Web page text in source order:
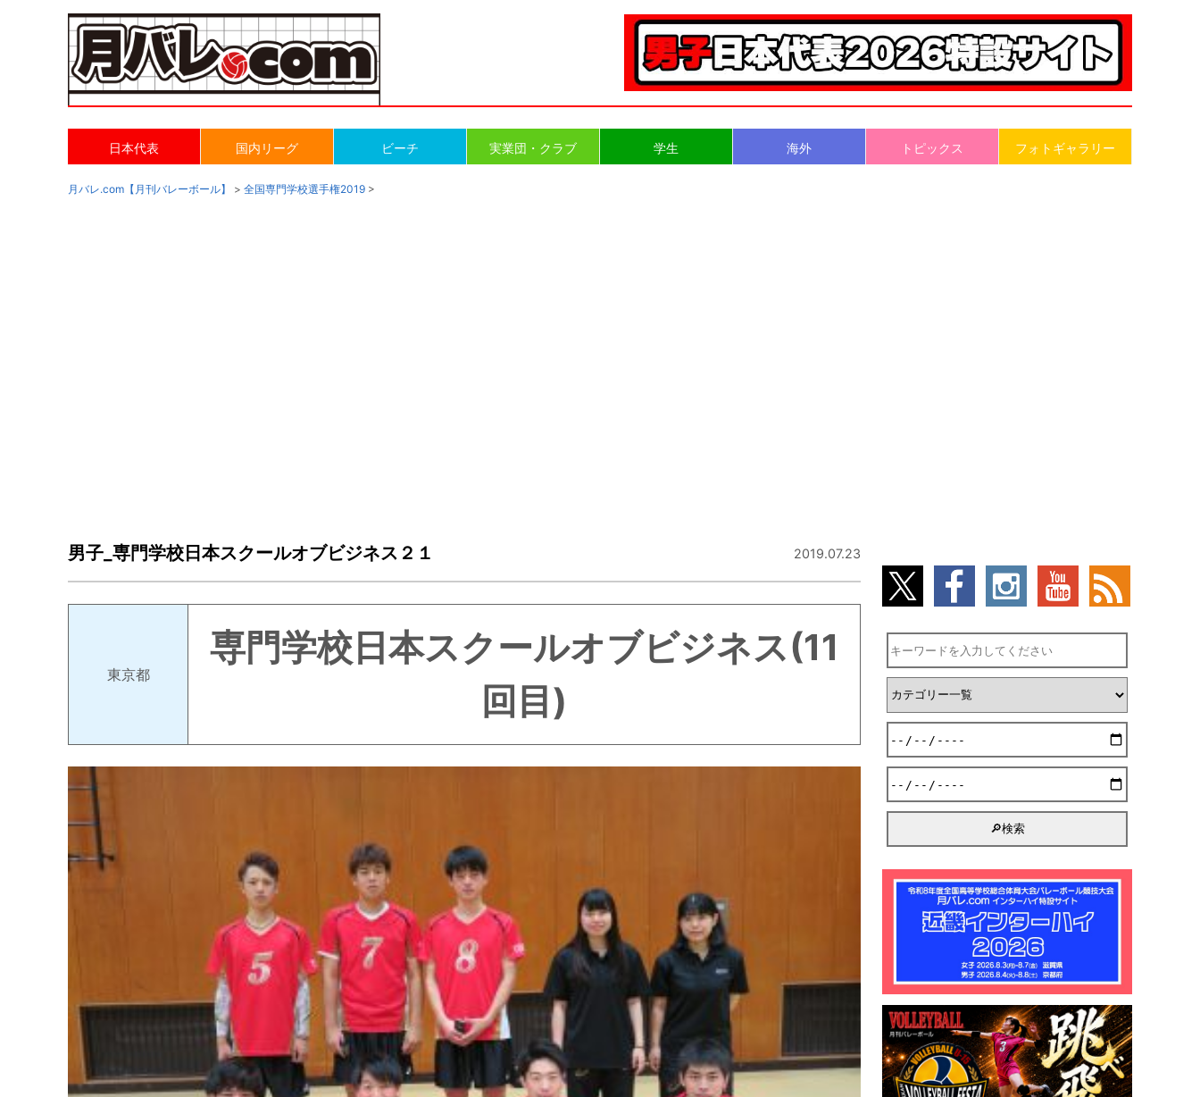
日本代表 国内リーグ ビーチ 実業団・クラブ 学生 海外 トピックス フォトギャラリー
月バレ.com【月刊バレーボール】 > 全国専門学校選手権2019 >
男子_専門学校日本スクールオブビジネス２１ 2019.07.23
東京都
専門学校日本スクールオブビジネス(11
回目)